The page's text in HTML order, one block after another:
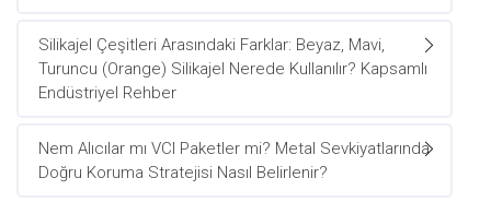
Silikajel Çeşitleri Arasındaki Farklar: Beyaz, Mavi,
Turuncu (Orange) Silikajel Nerede Kullanılır? Kapsamlı
Endüstriyel Rehber
Nem Alıcılar mı VCI Paketler mi? Metal Sevkiyatlarında
Doğru Koruma Stratejisi Nasıl Belirlenir?